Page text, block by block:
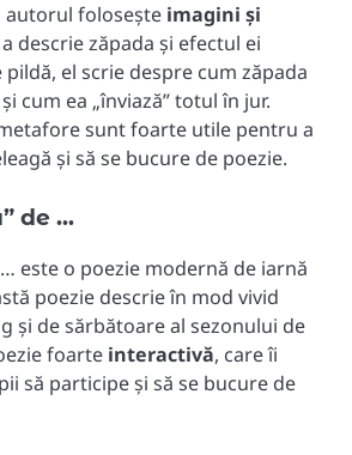
autorul folosește imagini și
descrie zăpada și efectul ei
el scrie despre cum zăpada
cum ea „înviază” totul în jur.
sunt foarte utile pentru a
și să se bucure de poezie.
de …
… este o poezie modernă de iarnă
poezie descrie în mod vivid
și de sărbătoare al sezonului de
foarte interactivă, care îi
să participe și să se bucure de